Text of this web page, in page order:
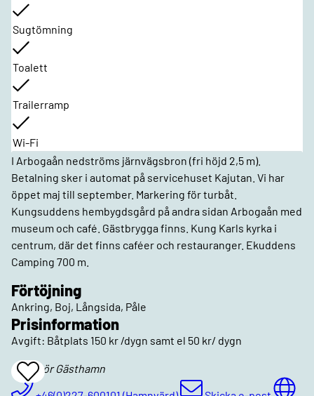
Sugtömning
Toalett
Trailerramp
Wi-Fi
I Arbogaån nedströms järnvägsbron (fri höjd 2,5 m).
Betalning sker i automat på servicehuset Kajutan. Vi har
öppet maj till september. Markering för turbåt.
Kungsuddens hembygdsgård på andra sidan Arbogaån med
museum och café. Gästbrygga finns. Kung Karls kyrka i
centrum, där det finns caféer och restauranger. Ekuddens
Camping 700 m.
Förtöjning
Ankring, Boj, Långsida, Påle
Prisinformation
Avgift: Båtplats 150 kr /dygn samt el 50 kr/ dygn
Add
To
Favrites
Kungsör Gästhamn